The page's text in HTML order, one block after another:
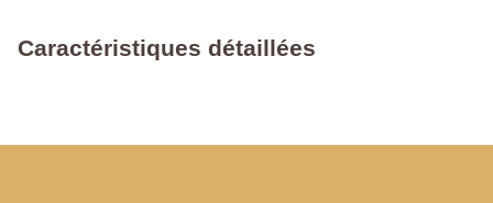
Caractéristiques détaillées